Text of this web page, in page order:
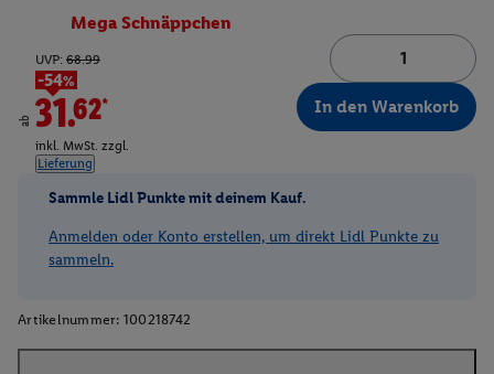
Mega Schnäppchen
ab
UVP: 68.99
-54%
31.62*
inkl. MwSt. zzgl.
Lieferung
In den Warenkorb
Sammle Lidl Punkte mit deinem Kauf.
Anmelden oder Konto erstellen, um direkt Lidl Punkte zu
sammeln.
Artikelnummer: 100218742